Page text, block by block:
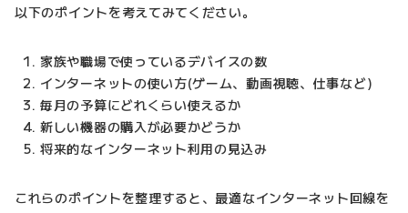
以下のポイントを考えてみてください。
家族や職場で使っているデバイスの数
インターネットの使い方(ゲーム、動画視聴、仕事など)
毎月の予算にどれくらい使えるか
新しい機器の購入が必要かどうか
将来的なインターネット利用の見込み
これらのポイントを整理すると、最適なインターネット回線を